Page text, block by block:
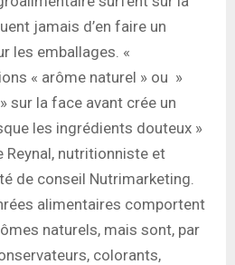
jamais d’en faire un
les emballages. «
« arôme naturel » ou »
sur la face avant crée un
les ingrédients douteux »
Reynal, nutritionniste et
de conseil Nutrimarketing.
alimentaires comportent
naturels, mais sont, par
colorants,